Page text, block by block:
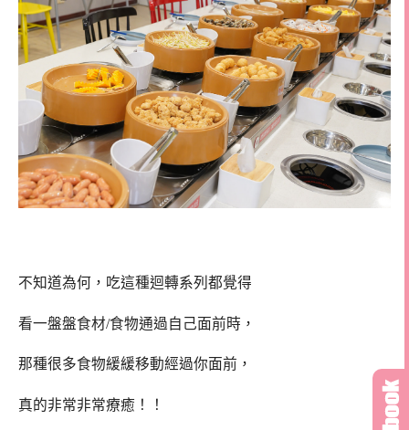
不知道為何，吃這種迴轉系列都覺得
看一盤盤食材/食物通過自己面前時，
那種很多食物緩緩移動經過你面前，
真的非常非常療癒！！